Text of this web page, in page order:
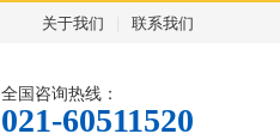
关于我们 联系我们
全国咨询热线：
021-60511520